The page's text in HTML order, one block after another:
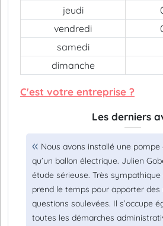
jeudi
vendredi
samedi
dimanche
C'est votre entreprise ?
Les derniers
Nous avons installé une pompe
qu’un ballon électrique. Julien
étude sérieuse. Très sympathique
prend le temps pour apporter des
questions soulevées. Il s’occupe
toutes les démarches